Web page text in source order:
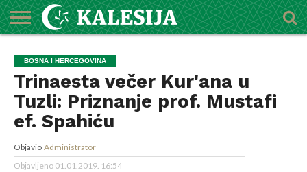
O
MEDŽLISU
DŽEMATI
IMAMI
MEKTEBSKI
CENTAR
VIJESTI
HUTBE
NAJAVE
KALENDAR
KONTAKT
BOSNA I HERCEGOVINA
Trinaesta večer Kur'ana u
Tuzli: Priznanje prof. Mustafi
ef. Spahiću
Objavio Administrator
Objavljeno 01.01.2019. 16:54